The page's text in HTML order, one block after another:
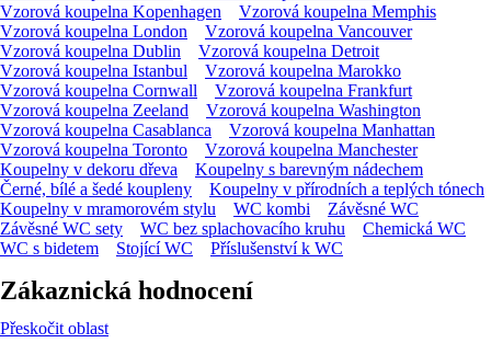
Vzorová koupelna Kopenhagen
Vzorová koupelna Memphis
Vzorová koupelna London
Vzorová koupelna Vancouver
Vzorová koupelna Dublin
Vzorová koupelna Detroit
Vzorová koupelna Istanbul
Vzorová koupelna Marokko
Vzorová koupelna Cornwall
Vzorová koupelna Frankfurt
Vzorová koupelna Zeeland
Vzorová koupelna Washington
Vzorová koupelna Casablanca
Vzorová koupelna Manhattan
Vzorová koupelna Toronto
Vzorová koupelna Manchester
Koupelny v dekoru dřeva
Koupelny s barevným nádechem
Černé, bílé a šedé koupleny
Koupelny v přírodních a teplých tónech
Koupelny v mramorovém stylu
WC kombi
Závěsné WC
Závěsné WC sety
WC bez splachovacího kruhu
Chemická WC
WC s bidetem
Stojící WC Příslušenství k WC
Zákaznická hodnocení
Přeskočit oblast